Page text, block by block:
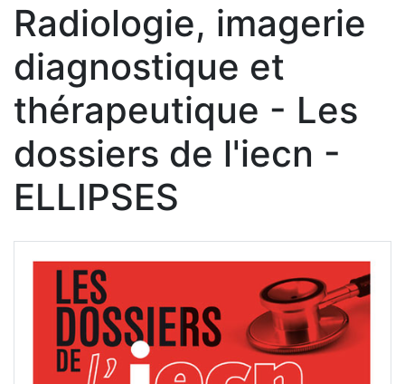
Radiologie, imagerie
diagnostique et
thérapeutique - Les
dossiers de l'iecn -
ELLIPSES